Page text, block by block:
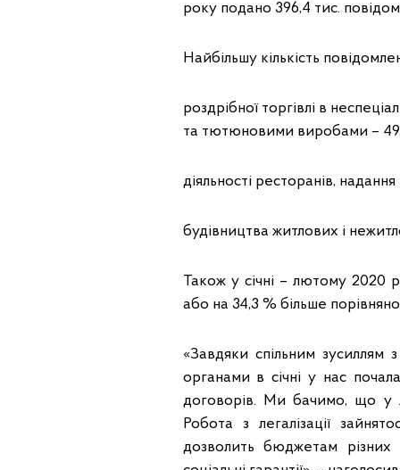
року подано 396,4 тис.
Найбільшу кількість
роздрібної торгівлі в
та тютюновими виробами –
діяльності ресторанів,
будівництва житлових і
Також у січні – лютому 2020
або на 34,3 % більше
«Завдяки спільним
органами в січні у нас
договорів. Ми бачимо, що у
Робота з легалізації
дозволить бюджетам різних